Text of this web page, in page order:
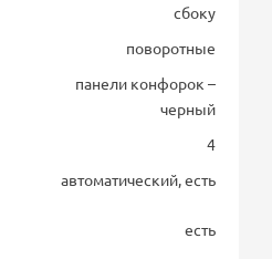
сбоку
поворотные
панели конфорок –
черный
4
автоматический, есть
есть